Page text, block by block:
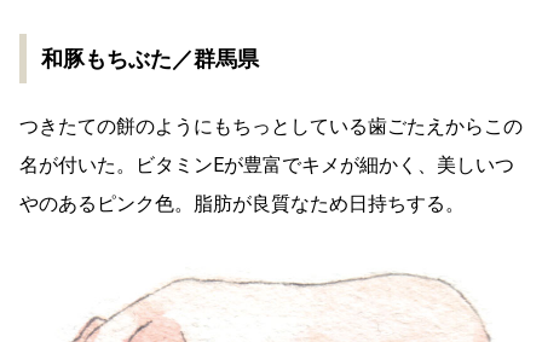
和豚もちぶた／群馬県
つきたての餅のようにもちっとしている歯ごたえからこの
名が付いた。ビタミンEが豊富でキメが細かく、美しいつ
やのあるピンク色。脂肪が良質なため日持ちする。